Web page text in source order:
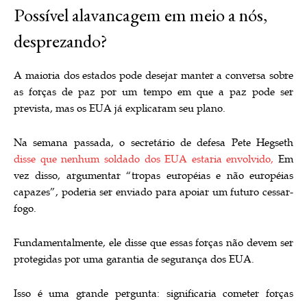
Possível alavancagem em meio a nós,
desprezando?
A maioria dos estados pode desejar manter a conversa sobre
as forças de paz por um tempo em que a paz pode ser
prevista, mas os EUA já explicaram seu plano.
Na semana passada, o secretário de defesa Pete Hegseth
disse que nenhum soldado dos EUA estaria envolvido, Em
vez disso, argumentar “tropas européias e não européias
capazes”, poderia ser enviado para apoiar um futuro cessar-
fogo.
Fundamentalmente, ele disse que essas forças não devem ser
protegidas por uma garantia de segurança dos EUA.
Isso é uma grande pergunta: significaria cometer forças